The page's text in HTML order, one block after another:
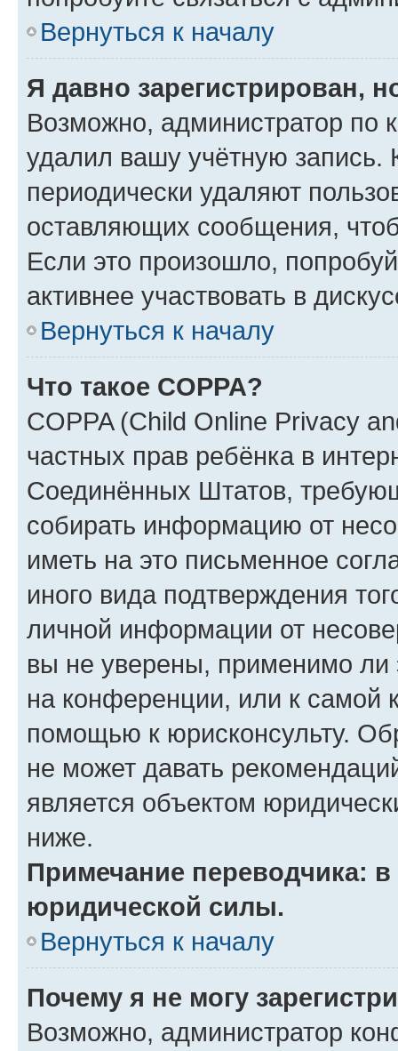
Вернуться к началу
Я давно зарегистрирован,
Возможно, администратор по
удалил вашу учётную запись.
периодически удаляют
оставляющих сообщения,
Если это произошло,
активнее участвовать в
Вернуться к началу
Что такое COPPA?
COPPA (Child Online Privacy
частных прав ребёнка в
Соединённых Штатов,
собирать информацию от
иметь на это письменное
иного вида подтверждения
личной информации от
вы не уверены, применимо ли
на конференции, или к самой
помощью к юрисконсульту.
не может давать
является объектом
ниже.
Примечание переводчика:
юридической силы.
Вернуться к началу
Почему я не могу
Возможно, администратор